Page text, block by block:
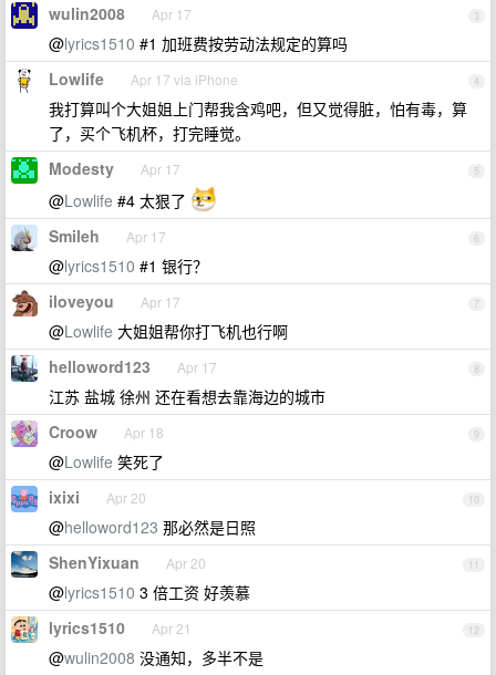
3
wulin2008 Apr 17
@lyrics1510 #1 加班费按劳动法规定的算吗
4
Lowlife Apr 17 via iPhone
我打算叫个大姐姐上门帮我含鸡吧，但又觉得脏，怕有毒，算
了，买个飞机杯，打完睡觉。
5
Modesty Apr 17
@Lowlife #4 太狠了
6
Smileh Apr 17
@lyrics1510 #1 银行？
7
iloveyou Apr 17
@Lowlife 大姐姐帮你打飞机也行啊
8
helloword123 Apr 17
江苏 盐城 徐州 还在看想去靠海边的城市
9
Croow Apr 18
@Lowlife 笑死了
10
ixixi Apr 20
@helloword123 那必然是日照
11
ShenYixuan Apr 20
@lyrics1510 3 倍工资 好羡慕
12
lyrics1510 Apr 21
@wulin2008 没通知，多半不是